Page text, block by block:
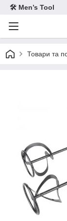
🛠 Men’s Tool
Товари та